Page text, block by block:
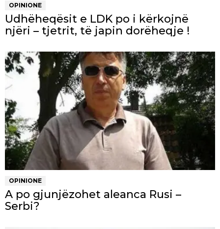
OPINIONE
Udhëheqësit e LDK po i kërkojnë
njëri – tjetrit, të japin dorëheqje !
OPINIONE
A po gjunjëzohet aleanca Rusi –
Serbi?